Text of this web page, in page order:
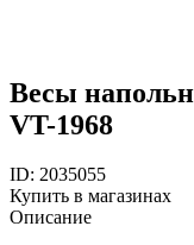
Весы
VT-1968
ID: 2035055
Купить в магазинах
Описание